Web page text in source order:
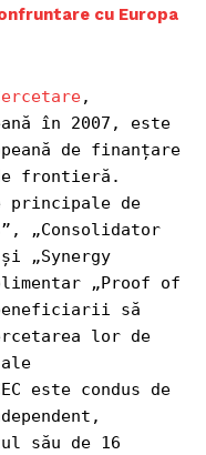
cu Europa
,
în 2007, este
de finanțare
frontieră.
principale de
„Consolidator
„Synergy
„Proof of
să
lor de
este condus de
său de 16